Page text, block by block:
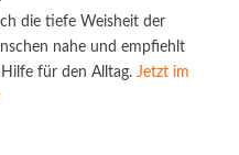
die tiefe Weisheit der
nahe und empfiehlt
für den Alltag. Jetzt im